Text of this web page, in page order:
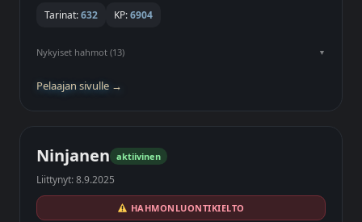
Tarinat:632 KP:6904
Nykyiset hahmot (13)
Pelaajan sivulle →
Ninjanen aktiivinen
Liittynyt: 8.9.2025
HAHMONLUONTIKIELTO